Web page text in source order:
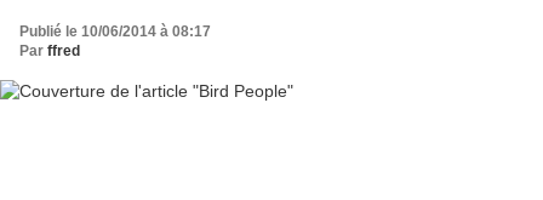
Publié le 10/06/2014 à 08:17
Par ffred